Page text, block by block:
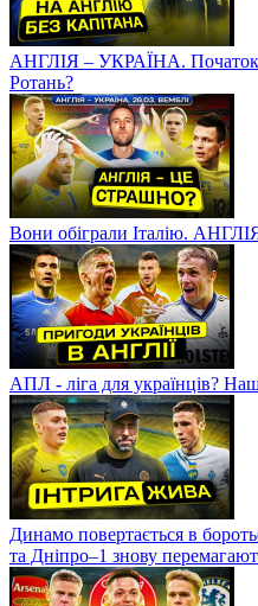
АНГЛІЯ – УКРАЇНА. Початок
Ротань?
Вони обіграли Італію.
АПЛ - ліга для українців?
Динамо повертається в
та Дніпро–1 знову